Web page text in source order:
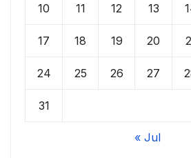
10 11 12 13
17 18 19 20
24 25 26 27
31
« Jul